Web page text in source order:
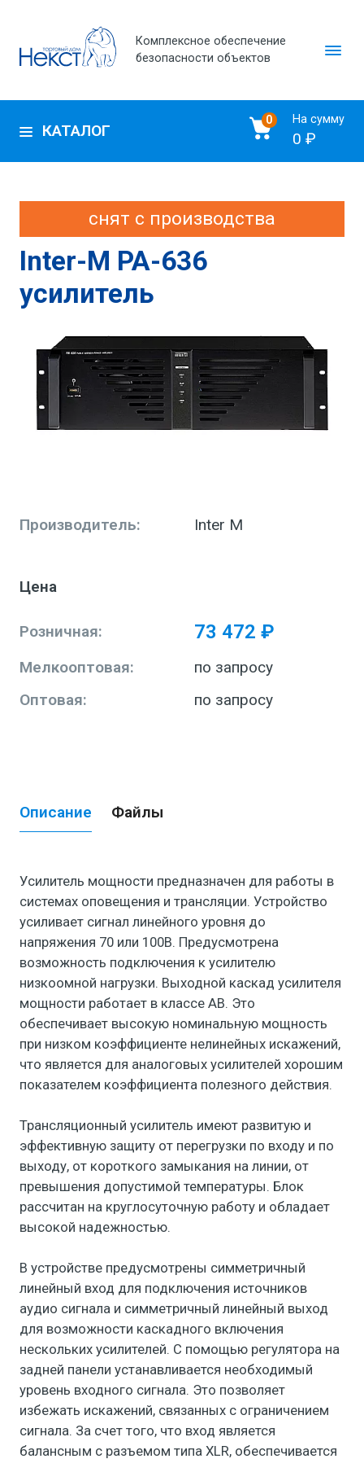
Комплексное обеспечение
безопасности объектов
КАТАЛОГ
0 На сумму
0 ₽
снят с производства
Inter-M PA-636
усилитель
Производитель: Inter M
Цена
Розничная: 73 472 ₽
Мелкооптовая:
по запросу
Оптовая:
по запросу
Описание Файлы
Усилитель мощности предназначен для работы в
системах оповещения и трансляции. Устройство
усиливает сигнал линейного уровня до
напряжения 70 или 100В. Предусмотрена
возможность подключения к усилителю
низкоомной нагрузки. Выходной каскад усилителя
мощности работает в классе AB. Это
обеспечивает высокую номинальную мощность
при низком коэффициенте нелинейных искажений,
что является для аналоговых усилителей хорошим
показателем коэффициента полезного действия.
Трансляционный усилитель имеют развитую и
эффективную защиту от перегрузки по входу и по
выходу, от короткого замыкания на линии, от
превышения допустимой температуры. Блок
рассчитан на круглосуточную работу и обладает
высокой надежностью.
В устройстве предусмотрены симметричный
линейный вход для подключения источников
аудио сигнала и симметричный линейный выход
для возможности каскадного включения
нескольких усилителей. С помощью регулятора на
задней панели устанавливается необходимый
уровень входного сигнала. Это позволяет
избежать искажений, связанных с ограничением
сигнала. За счет того, что вход является
балансным с разъемом типа XLR, обеспечивается